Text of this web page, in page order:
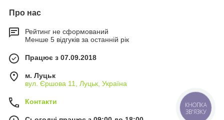
Про нас
Рейтинг не сформований
Менше 5 відгуків за останній рік
Працює з 07.09.2018
м. Луцьк
вул. Єршова 11, Луцьк, Україна
Контакти КНОПКА
ЗВ'ЯЗКУ